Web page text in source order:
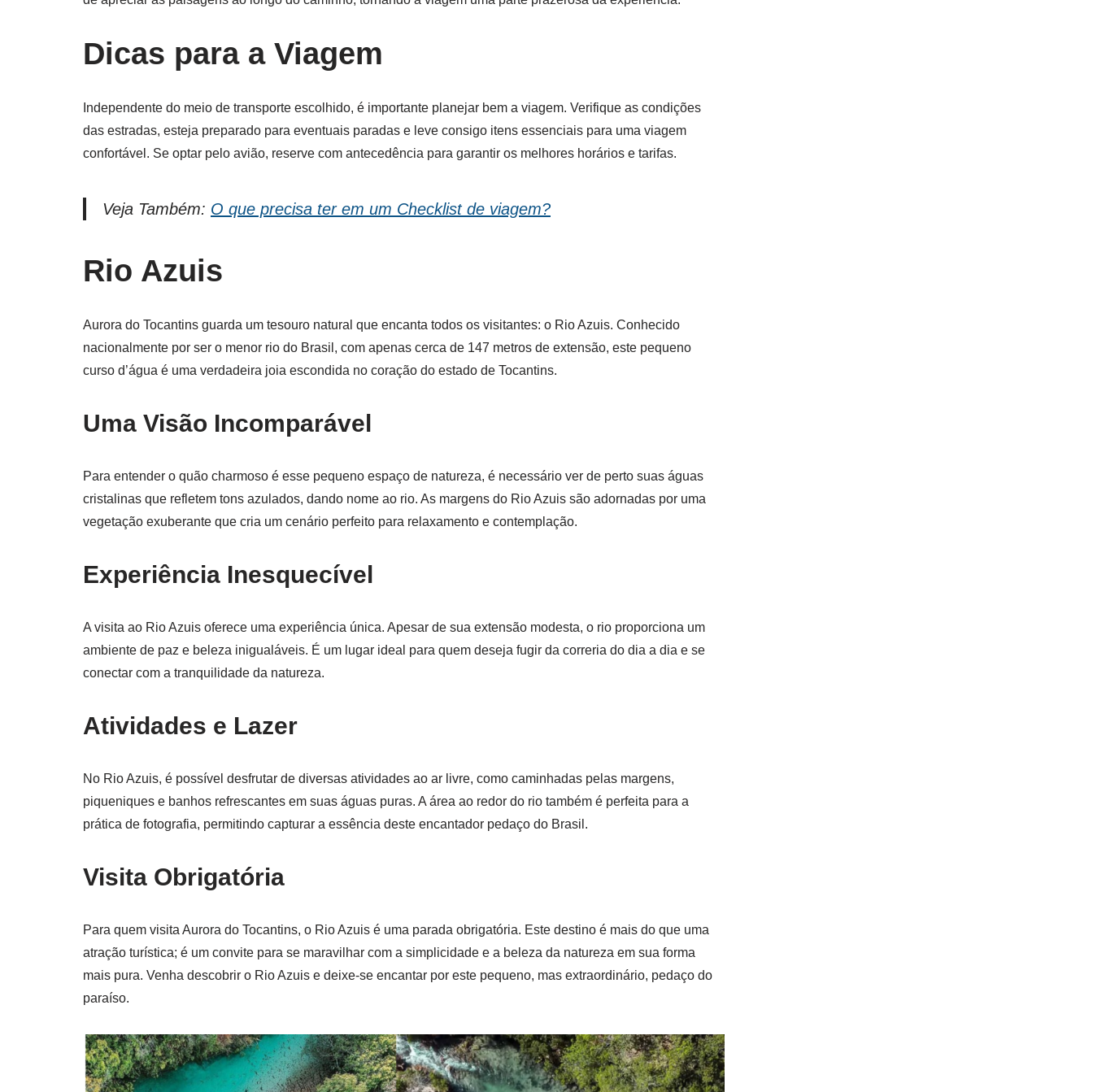
Dicas para a Viagem
Independente do meio de transporte escolhido, é importante planejar bem a viagem. Verifique as condições
das estradas, esteja preparado para eventuais paradas e leve consigo itens essenciais para uma viagem
confortável. Se optar pelo avião, reserve com antecedência para garantir os melhores horários e tarifas.
Veja Também: O que precisa ter em um Checklist de viagem?
Rio Azuis
Aurora do Tocantins guarda um tesouro natural que encanta todos os visitantes: o Rio Azuis. Conhecido
nacionalmente por ser o menor rio do Brasil, com apenas cerca de 147 metros de extensão, este pequeno
curso d’água é uma verdadeira joia escondida no coração do estado de Tocantins.
Uma Visão Incomparável
Para entender o quão charmoso é esse pequeno espaço de natureza, é necessário ver de perto suas águas
cristalinas que refletem tons azulados, dando nome ao rio. As margens do Rio Azuis são adornadas por uma
vegetação exuberante que cria um cenário perfeito para relaxamento e contemplação.
Experiência Inesquecível
A visita ao Rio Azuis oferece uma experiência única. Apesar de sua extensão modesta, o rio proporciona um
ambiente de paz e beleza inigualáveis. É um lugar ideal para quem deseja fugir da correria do dia a dia e se
conectar com a tranquilidade da natureza.
Atividades e Lazer
No Rio Azuis, é possível desfrutar de diversas atividades ao ar livre, como caminhadas pelas margens,
piqueniques e banhos refrescantes em suas águas puras. A área ao redor do rio também é perfeita para a
prática de fotografia, permitindo capturar a essência deste encantador pedaço do Brasil.
Visita Obrigatória
Para quem visita Aurora do Tocantins, o Rio Azuis é uma parada obrigatória. Este destino é mais do que uma
atração turística; é um convite para se maravilhar com a simplicidade e a beleza da natureza em sua forma
mais pura. Venha descobrir o Rio Azuis e deixe-se encantar por este pequeno, mas extraordinário, pedaço do
paraíso.